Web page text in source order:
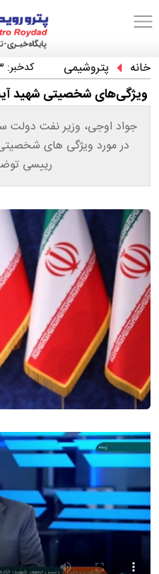
خانه پتروشیمی کدخبر:
ویژگی‌های شخصیتی شهید آیت
جواد اوجی، وزیر نفت دولت
در مورد ویژگی های
رییسی